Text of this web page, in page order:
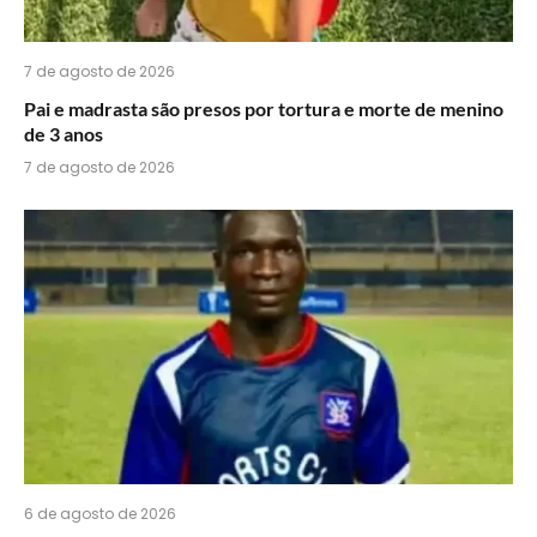
7 de agosto de 2026
Pai e madrasta são presos por tortura e morte de menino
de 3 anos
7 de agosto de 2026
6 de agosto de 2026